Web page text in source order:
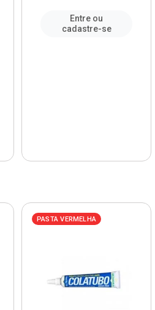
Entre ou
cadastre-se
PASTA VERMELHA